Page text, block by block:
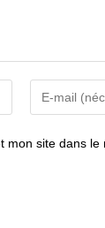
your
mon site dans